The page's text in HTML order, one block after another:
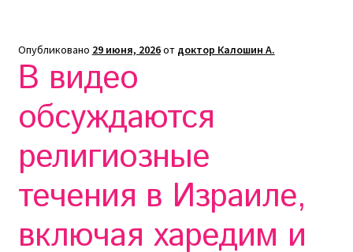
Опубликовано 29 июня, 2026от доктор Калошин А.
В видео
обсуждаются
религиозные
течения в Израиле,
включая харедим и